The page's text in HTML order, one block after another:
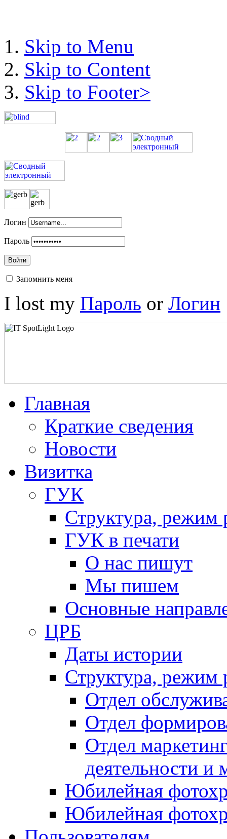
Skip to Menu
Skip to Content
Skip to Footer>
Логин
Пароль
Войти
Запомнить меня
I lost my Пароль or Логин
Главная
Краткие сведения
Новости
Визитка
ГУК
Структура, режим
ГУК в печати
О нас пишут
Мы пишем
Основные
ЦРБ
Даты истории
Структура, режим
Отдел
Отдел
Отдел
деятельности и
Юбилейная
Юбилейная